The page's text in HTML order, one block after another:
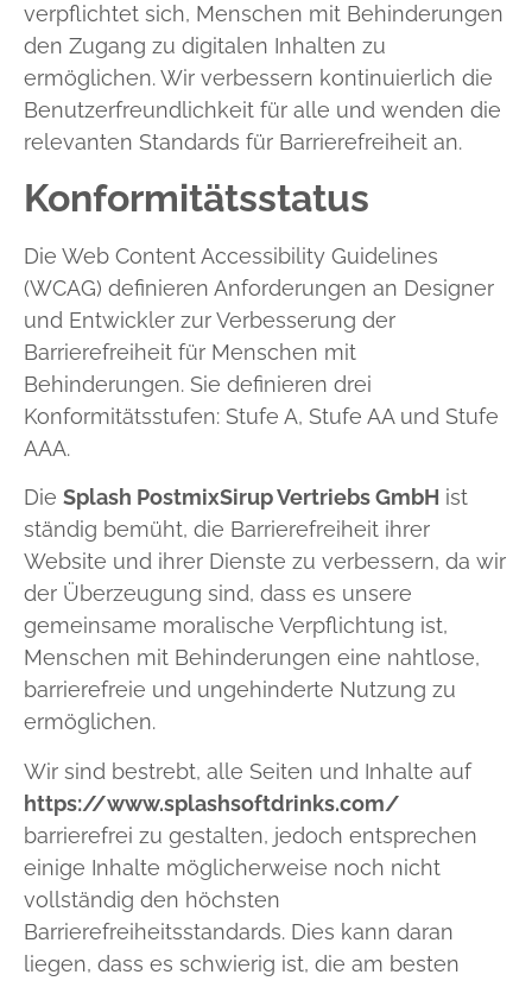
verpflichtet sich, Menschen mit Behinderungen
den Zugang zu digitalen Inhalten zu
ermöglichen. Wir verbessern kontinuierlich die
Benutzerfreundlichkeit für alle und wenden die
relevanten Standards für Barrierefreiheit an.
Konformitätsstatus
Die Web Content Accessibility Guidelines
(WCAG) definieren Anforderungen an Designer
und Entwickler zur Verbesserung der
Barrierefreiheit für Menschen mit
Behinderungen. Sie definieren drei
Konformitätsstufen: Stufe A, Stufe AA und Stufe
AAA.
Die Splash PostmixSirup Vertriebs GmbH ist
ständig bemüht, die Barrierefreiheit ihrer
Website und ihrer Dienste zu verbessern, da wir
der Überzeugung sind, dass es unsere
gemeinsame moralische Verpflichtung ist,
Menschen mit Behinderungen eine nahtlose,
barrierefreie und ungehinderte Nutzung zu
ermöglichen.
Wir sind bestrebt, alle Seiten und Inhalte auf
https://www.splashsoftdrinks.com/
barrierefrei zu gestalten, jedoch entsprechen
einige Inhalte möglicherweise noch nicht
vollständig den höchsten
Barrierefreiheitsstandards. Dies kann daran
liegen, dass es schwierig ist, die am besten